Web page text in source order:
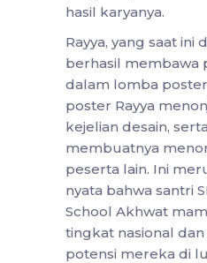
hasil karyanya.
Rayya, yang saat ini
berhasil membawa
dalam lomba
poster Rayya
kejelian desain,
membuatnya
peserta lain. Ini
nyata bahwa santri
School Akhwat
tingkat nasional
potensi mereka di